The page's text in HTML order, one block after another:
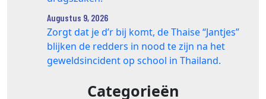
Augustus 9, 2026
Zorgt dat je d’r bij komt, de Thaise “Jantjes”
blijken de redders in nood te zijn na het
geweldsincident op school in Thailand.
Categorieën